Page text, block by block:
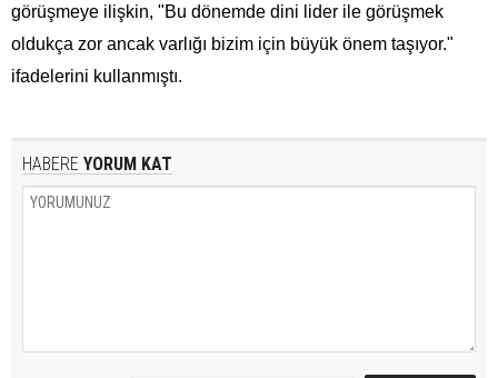
görüşmeye ilişkin, "Bu dönemde dini lider ile görüşmek
oldukça zor ancak varlığı bizim için büyük önem taşıyor."
ifadelerini kullanmıştı.
HABERE YORUM KAT